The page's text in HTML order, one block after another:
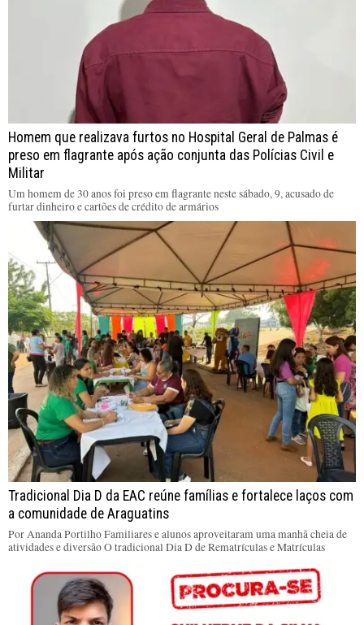
Homem que realizava furtos no Hospital Geral de Palmas é
preso em flagrante após ação conjunta das Polícias Civil e
Militar
Um homem de 30 anos foi preso em flagrante neste sábado, 9, acusado de
furtar dinheiro e cartões de crédito de armários
Tradicional Dia D da EAC reúne famílias e fortalece laços com
a comunidade de Araguatins
Por Ananda Portilho Familiares e alunos aproveitaram uma manhã cheia de
atividades e diversão O tradicional Dia D de Rematrículas e Matrículas